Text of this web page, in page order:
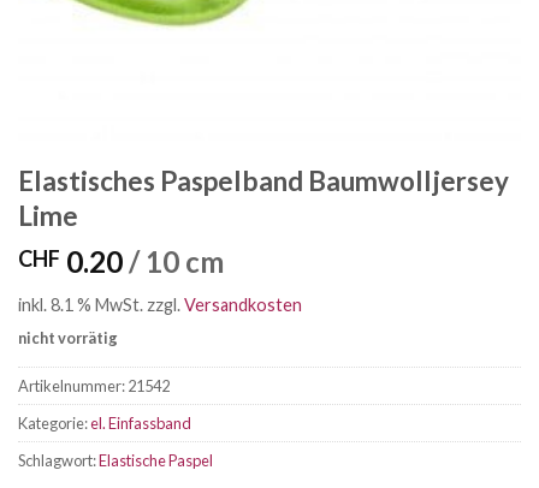
Elastisches Paspelband Baumwolljersey
Lime
CHF 0.20/ 10 cm
inkl. 8.1 % MwSt. zzgl.Versandkosten
nicht vorrätig
Artikelnummer:21542
Kategorie:el. Einfassband
Schlagwort:Elastische Paspel